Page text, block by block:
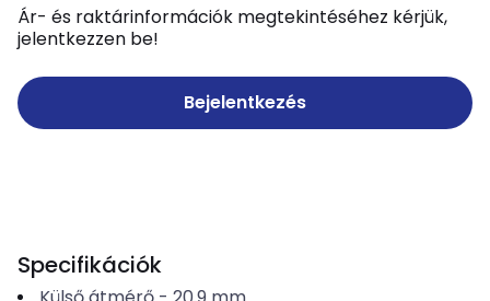
Ár- és raktárinformációk megtekintéséhez kérjük,
jelentkezzen be!
Bejelentkezés
Specifikációk